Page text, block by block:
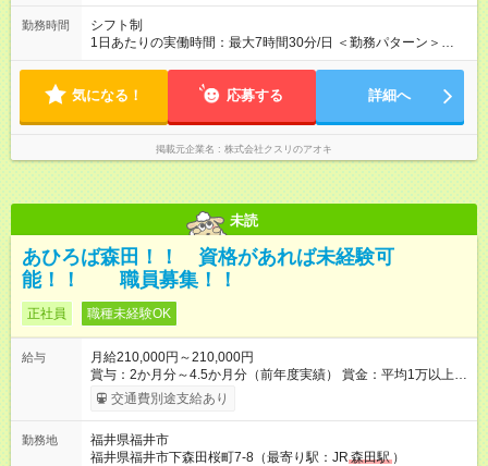
勤務時間
シフト制
1日あたりの実働時間：最大7時間30分/日 ＜勤務パターン＞
・ 8:30～17:00 ※1日5時間 ※8:30～勤務必須 （7時間～7.5時間
気になる！ 応募する 詳細へ
掲載元企業名 株式会社クスリのアオキ
未読
あひろば森田！！ 資格があれば未経験可
能！！ 職員募集！！
正社員 職種未経験OK
給与
月給210,000円～210,000円
賞与：2か月分～4.5か月分（前年度実績） 賞金：平均1万以上
（前年度実績） たとえば役職が一般職から副施設長に上がる
と、年収が約30万円アップします。 交通費（最大20000円／
試用期間の長さ：3ヶ月 雇用形態、給与は本採用時と同じです。
交通費別途支給あり
勤務地
福井県福井市
福井県福井市下森田桜町7-8（最寄り駅：JR 森田駅 ）